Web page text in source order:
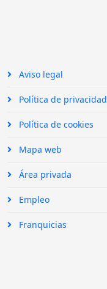
Aviso legal
Política de privacidad
Política de cookies
Mapa web
Área privada
Empleo
Franquicias